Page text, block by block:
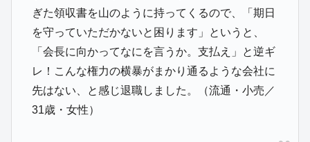
ぎた領収書を山のように持ってくるので、「期日
を守っていただかないと困ります」というと、
「会長に向かってなにを言うか。支払え」と逆ギ
レ！こんな権力の横暴がまかり通るような会社に
先はない、と感じ退職しました。（流通・小売／
31歳・女性）